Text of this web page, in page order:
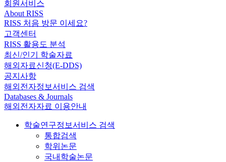
회원서비스
About RISS
RISS 처음 방문 이세요?
고객센터
RISS 활용도 분석
최신/인기 학술자료
해외자료신청(E-DDS)
공지사항
해외전자정보서비스 검색
Databases & Journals
해외전자자료 이용안내
학술연구정보서비스 검색
통합검색
학위논문
국내학술논문